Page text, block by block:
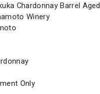
Chardonnay Barrel Aged
Winery
Only